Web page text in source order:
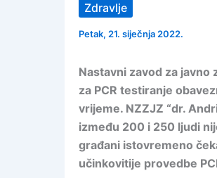
Zdravlje
Petak, 21. siječnja 2022.
Nastavni zavod za javno
za PCR testiranje
vrijeme. NZZJZ “dr.
između 200 i 250 ljudi
građani istovremeno
učinkovitije provedbe